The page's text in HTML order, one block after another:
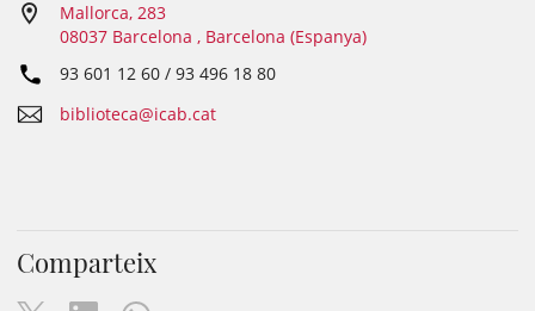
Mallorca, 283
08037 Barcelona , Barcelona (Espanya)
93 601 12 60 / 93 496 18 80
biblioteca@icab.cat
Comparteix